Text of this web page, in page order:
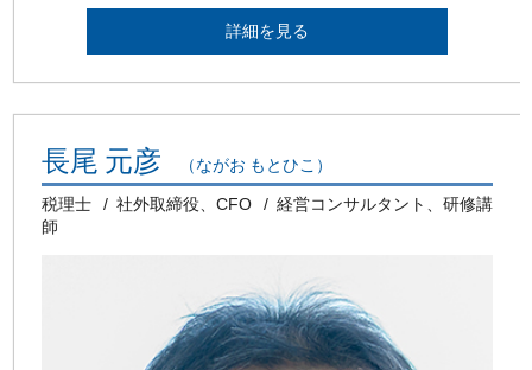
詳細を見る
長尾 元彦 （ながお もとひこ）
税理士 社外取締役、CFO
経営コンサルタント、研修講
師